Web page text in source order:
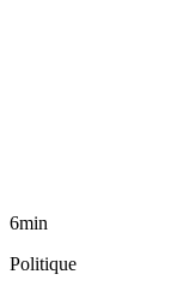
6min
Politique